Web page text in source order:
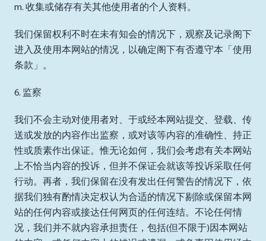
m. 收集或储存有关其他使用者的个人资料。
我们保留权利不时在未有知会的情况下，观察及记录阁下
进入及使用本网站的情况，以确定阁下有否遵守本「使用
条款」。
6. 监察
我们不会主动对使用者对、于或经本网站提交、登载、传
送或发放的内容作出监察，或对该等内容的准确性、持正
性或质素作出保证。惟无论如何，我们会考虑有关本网站
上不恰当内容的投诉，但并不保证会就该等投诉采取任何
行动。再者，我们保留在没有发出任何警告的情况下，依
据我们独有酌情决定权认为合适的情况下剔除或保留本网
站的任何内容或接达任何网页的任何连结。不论任何情
况，我们并不就内容承担责任，包括(但不限于)因本网站